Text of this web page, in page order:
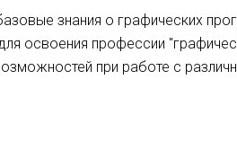
знания о графических
освоения профессии
при работе с